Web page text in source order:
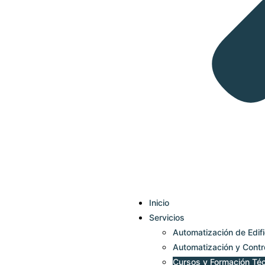
Inicio
Servicios
Automatización de
Automatización y
Cursos y Formación